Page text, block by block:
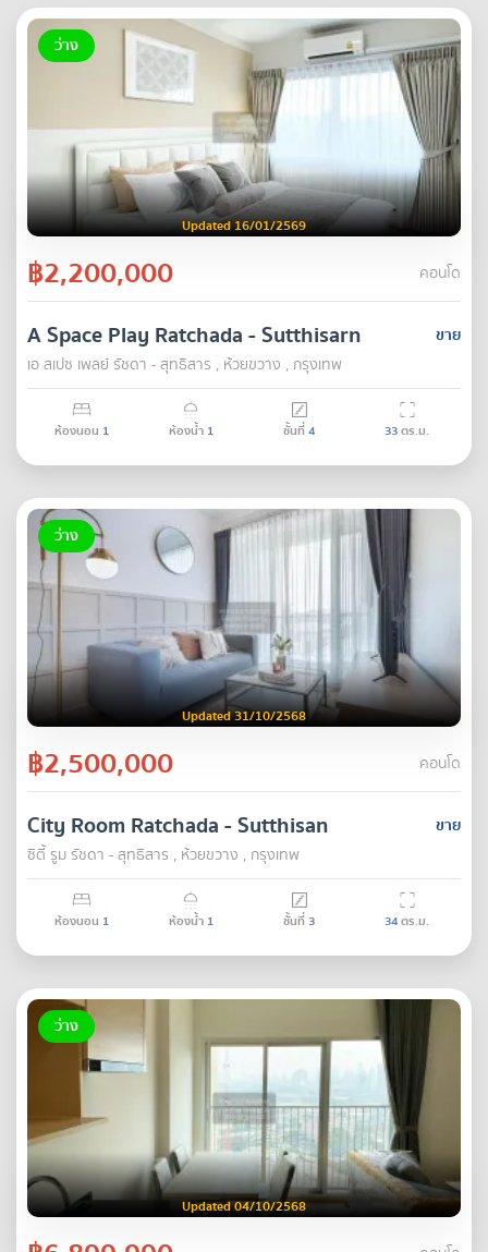
ว่าง
Updated 16/01/2569
฿2,200,000 คอนโด
ขาย
A Space Play Ratchada - Sutthisarn
เอ สเปซ เพลย์ รัชดา - สุทธิสาร , ห้วยขวาง , กรุงเทพ
ห้องนอน 1 ห้องน้ำ 1 ชั้นที่4 33ตร.ม.
ว่าง
Updated 31/10/2568
฿2,500,000 คอนโด
ขาย
City Room Ratchada - Sutthisan
ซิตี้ รูม รัชดา - สุทธิสาร , ห้วยขวาง , กรุงเทพ
ห้องนอน 1 ห้องน้ำ 1 ชั้นที่3 34ตร.ม.
ว่าง
Updated 04/10/2568